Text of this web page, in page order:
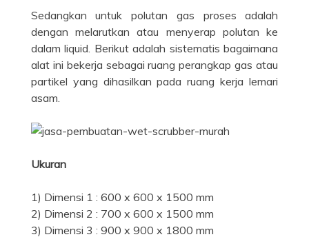
Sedangkan untuk polutan gas proses adalah
dengan melarutkan atau menyerap polutan ke
dalam liquid. Berikut adalah sistematis bagaimana
alat ini bekerja sebagai ruang perangkap gas atau
partikel yang dihasilkan pada ruang kerja lemari
asam.
Ukuran
1) Dimensi 1 : 600 x 600 x 1500 mm
2) Dimensi 2 : 700 x 600 x 1500 mm
3) Dimensi 3 : 900 x 900 x 1800 mm